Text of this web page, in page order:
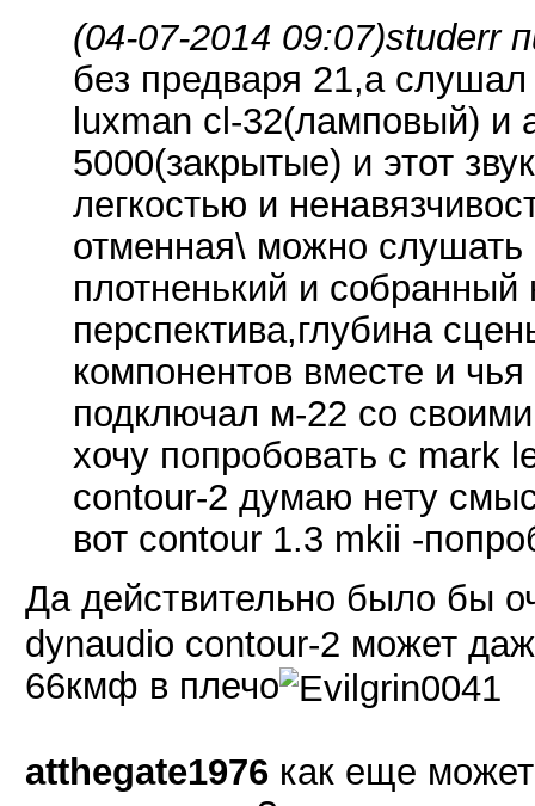
(04-07-2014 09:07)studerr
без предваря 21,а слушал
luxman cl-32(ламповый) и
5000(закрытые) и этот
легкостью и
отменная\ можно
плотненький и собранный
перспектива,глубина
компонентов вместе и
подключал м-22 со
хочу попробовать с mark
contour-2 думаю нету
вот contour 1.3 mkii -
Да действительно было бы
dynaudio contour-2 может
66кмф в плечо
atthegate1976 как еще